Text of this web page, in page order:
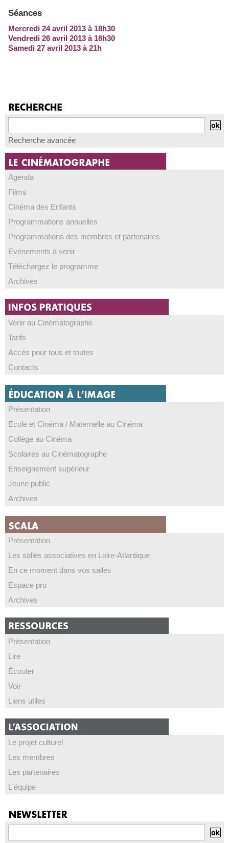
Séances
Mercredi 24 avril 2013 à 18h30
Vendredi 26 avril 2013 à 18h30
Samedi 27 avril 2013 à 21h
Recherche avancée
Agenda
Films
Cinéma des Enfants
Programmations annuelles
Programmations des membres et partenaires
Evénements à venir
Téléchargez le programme
Archives
Venir au Cinématographe
Tarifs
Accès pour tous et toutes
Contacts
Présentation
Ecole et Cinéma / Maternelle au Cinéma
Collège au Cinéma
Scolaires au Cinématographe
Enseignement supérieur
Jeune public
Archives
Présentation
Les salles associatives en Loire-Atlantique
En ce moment dans vos salles
Espace pro
Archives
Présentation
Lire
Écouter
Voir
Liens utiles
Le projet culturel
Les membres
Les partenaires
L'équipe